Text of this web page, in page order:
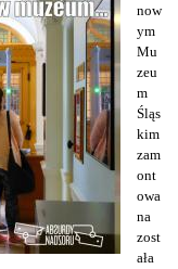
now
ym
Mu
zeu
m
Śląs
kim
zam
ont
owa
na
zost
ała